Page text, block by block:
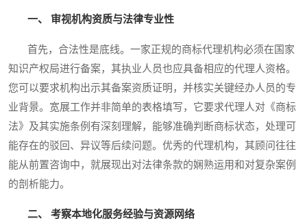
一、 审视机构资质与法律专业性
首先，合法性是底线。一家正规的商标代理机构必须在国家
知识产权局进行备案，其执业人员也应具备相应的代理人资格。
您可以要求机构出示其备案资质证明，并核实关键经办人员的专
业背景。宽展工作并非简单的表格填写，它要求代理人对《商标
法》及其实施条例有深刻理解，能够准确判断商标状态，处理可
能存在的驳回、异议等后续问题。优秀的代理机构，其顾问往往
能从前置咨询中，就展现出对法律条款的娴熟运用和对复杂案例
的剖析能力。
二、 考察本地化服务经验与资源网络